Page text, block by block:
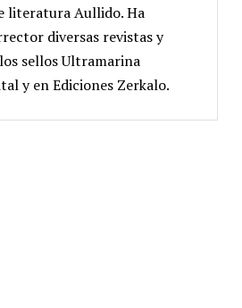
literatura Aullido. Ha
diversas revistas y
sellos Ultramarina
y en Ediciones Zerkalo.